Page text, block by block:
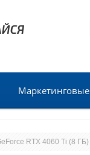
RTX 4060 Ti (8